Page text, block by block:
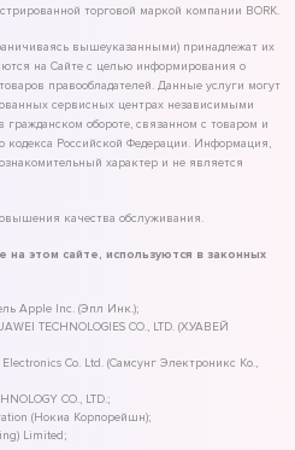
торговой маркой компании BORK.
вышеуказанными) принадлежат их
на Сайте с целью информирования о
правообладателей. Данные услуги могут
сервисных центрах независимыми
обороте, связанном с товаром и
кодекса Российской Федерации. Информация,
характер и не является
качества обслуживания.
этом сайте, используются в законных
Apple Inc. (Эпл Инк.);
TECHNOLOGIES CO., LTD. (ХУАВЕЙ
Co. Ltd. (Самсунг Электроникс Ко.,
CO., LTD.;
(Нокиа Корпорейшн);
Limited;